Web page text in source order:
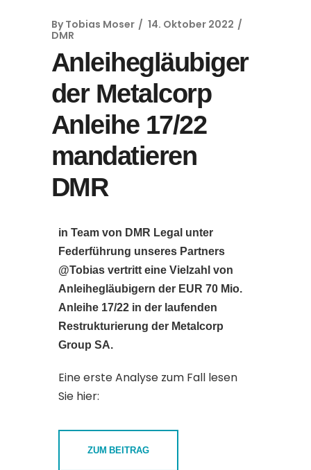
By Tobias Moser
14. Oktober 2022
DMR
Anleihegläubiger
der Metalcorp
Anleihe 17/22
mandatieren
DMR
in Team von DMR Legal unter
Federführung unseres Partners
@Tobias vertritt eine Vielzahl von
Anleihegläubigern der EUR 70 Mio.
Anleihe 17/22 in der laufenden
Restrukturierung der Metalcorp
Group SA.
Eine erste Analyse zum Fall lesen
Sie hier:
ZUM BEITRAG